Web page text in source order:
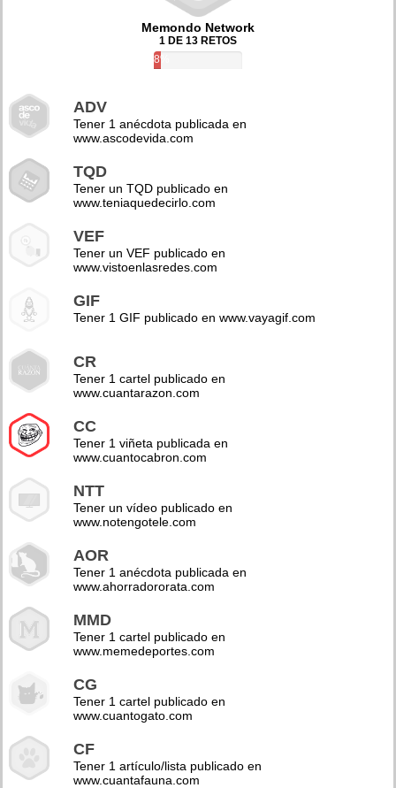
Memondo Network
1 DE 13 RETOS
8%
ADV
Tener 1 anécdota publicada en
www.ascodevida.com
TQD
Tener un TQD publicado en
www.teniaquedecirlo.com
VEF
Tener un VEF publicado en
www.vistoenlasredes.com
GIF
Tener 1 GIF publicado en www.vayagif.com
CR
Tener 1 cartel publicado en
www.cuantarazon.com
CC
Tener 1 viñeta publicada en
www.cuantocabron.com
NTT
Tener un vídeo publicado en
www.notengotele.com
AOR
Tener 1 anécdota publicada en
www.ahorradororata.com
MMD
Tener 1 cartel publicado en
www.memedeportes.com
CG
Tener 1 cartel publicado en
www.cuantogato.com
CF
Tener 1 artículo/lista publicado en
www.cuantafauna.com